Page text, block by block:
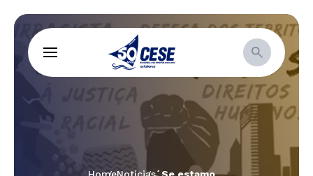
HomeNotícias ´Se estamos pregando exclusão em nome de Deus, é hora de nos perguntarmos: sobre qual deus estamos falando?´